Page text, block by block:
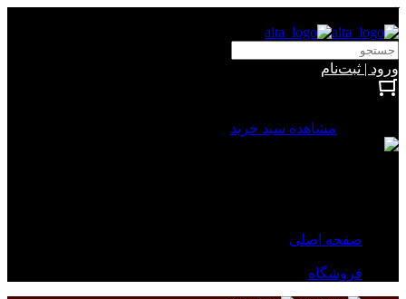
ورود | ثبت‌نام
مشاهده سبد خرید
صفحه اصلی
فروشگاه